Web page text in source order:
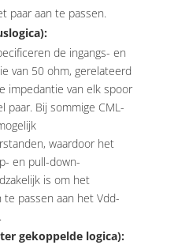
paar aan te passen.
de ingangs- en
van 50 ohm, gerelateerd
impedantie van elk spoor
paar. Bij sommige CML-
waardoor het
en pull-down-
is om het
te passen aan het Vdd-
gekoppelde logica):